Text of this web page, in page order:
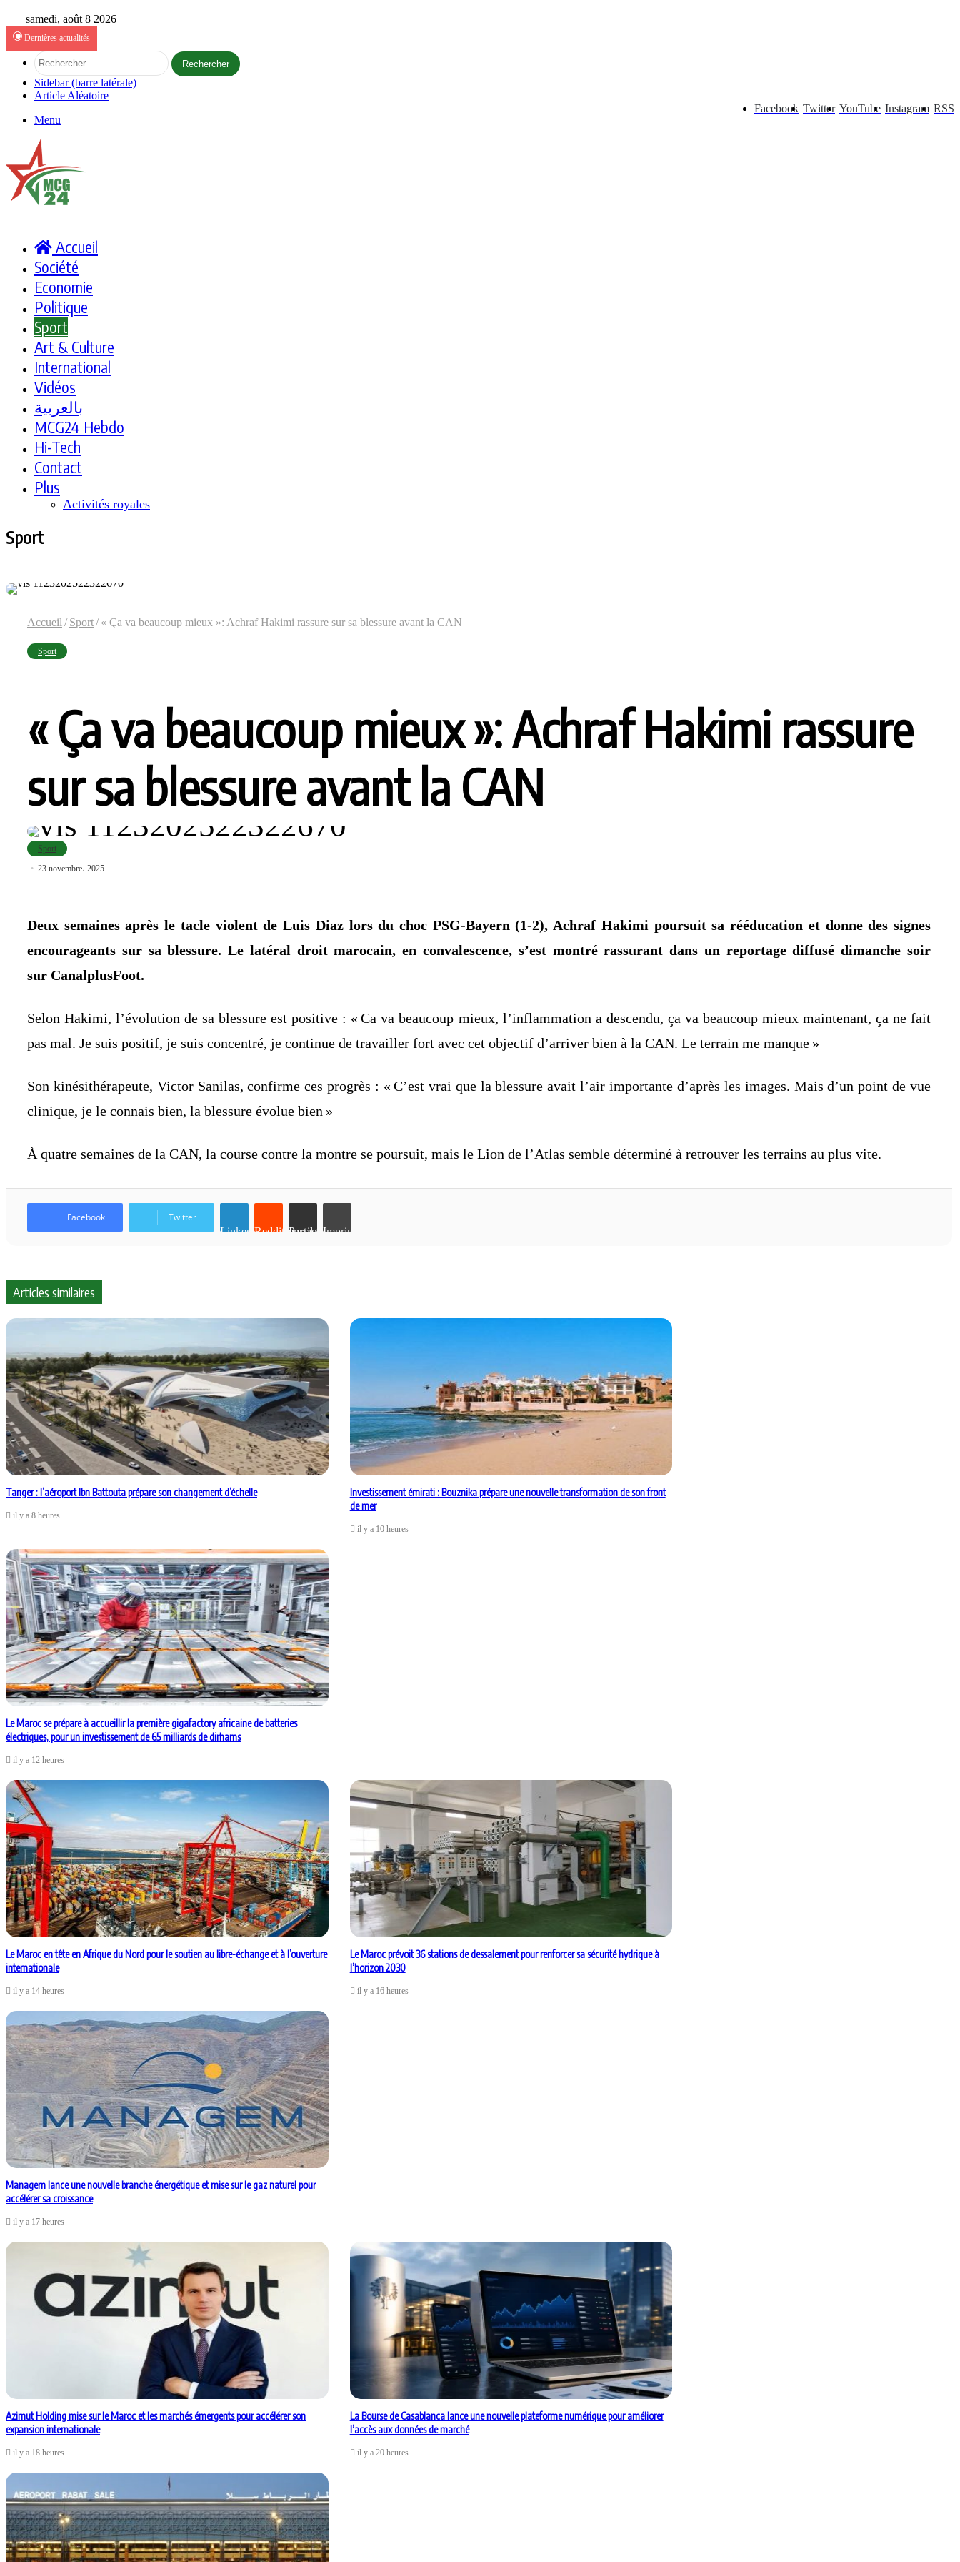
samedi, août 8 2026
Dernières actualités
Rechercher
Sidebar (barre latérale)
Article Aléatoire
RSS
Instagram
YouTube
Twitter
Facebook
Menu
Accueil
Société
Economie
Politique
Sport
Art & Culture
International
Vidéos
بالعربية
MCG24 Hebdo
Hi-Tech
Contact
Plus
Activités royales
Sport
Accueil / Sport/ « Ça va beaucoup mieux »: Achraf Hakimi rassure sur sa blessure avant la CAN
Sport
« Ça va beaucoup mieux »: Achraf Hakimi rassure
sur sa blessure avant la CAN
Sport
23 novembre، 2025
Deux semaines après le tacle violent de Luis Diaz lors du choc PSG-Bayern (1-2), Achraf Hakimi poursuit sa rééducation et donne des signes
encourageants sur sa blessure. Le latéral droit marocain, en convalescence, s’est montré rassurant dans un reportage diffusé dimanche soir
sur CanalplusFoot.
Selon Hakimi, l’évolution de sa blessure est positive : « Ca va beaucoup mieux, l’inflammation a descendu, ça va beaucoup mieux maintenant, ça ne fait
pas mal. Je suis positif, je suis concentré, je continue de travailler fort avec cet objectif d’arriver bien à la CAN. Le terrain me manque »
Son kinésithérapeute, Victor Sanilas, confirme ces progrès : « C’est vrai que la blessure avait l’air importante d’après les images. Mais d’un point de vue
clinique, je le connais bien, la blessure évolue bien »
À quatre semaines de la CAN, la course contre la montre se poursuit, mais le Lion de l’Atlas semble déterminé à retrouver les terrains au plus vite.
Facebook
Twitter
LinkedinReddit Partager par email Imprimer
Articles similaires
Tanger : l’aéroport Ibn Battouta prépare son changement d’échelle
il y a 8 heures
Investissement émirati : Bouznika prépare une nouvelle transformation de son front
de mer
il y a 10 heures
Le Maroc se prépare à accueillir la première gigafactory africaine de batteries
électriques, pour un investissement de 65 milliards de dirhams
il y a 12 heures
Le Maroc en tête en Afrique du Nord pour le soutien au libre-échange et à l’ouverture
internationale
il y a 14 heures
Le Maroc prévoit 36 stations de dessalement pour renforcer sa sécurité hydrique à
l’horizon 2030
il y a 16 heures
Managem lance une nouvelle branche énergétique et mise sur le gaz naturel pour
accélérer sa croissance
il y a 17 heures
Azimut Holding mise sur le Maroc et les marchés émergents pour accélérer son
expansion internationale
il y a 18 heures
La Bourse de Casablanca lance une nouvelle plateforme numérique pour améliorer
l’accès aux données de marché
il y a 20 heures